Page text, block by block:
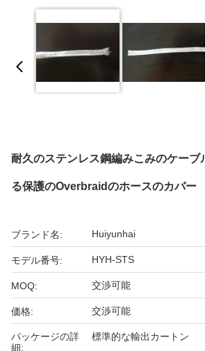
耐久のステンレス鋼編みこみのケーブ
る保護のOverbraidのホースのカバー
ブランド名: Huiyunhai
モデル番号: HYH-STS
MOQ: 交渉可能
価格: 交渉可能
パッケージの詳
細:
標準的な輸出カートン